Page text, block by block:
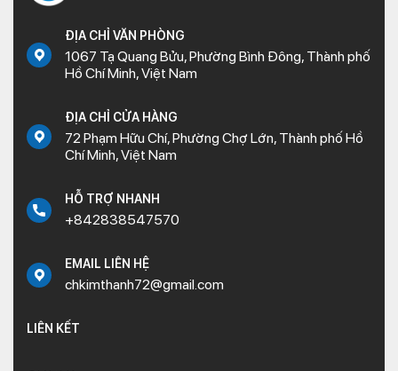
ĐỊA CHỈ VĂN PHÒNG
1067 Tạ Quang Bửu, Phường Bình Đông, Thành phố
Hồ Chí Minh, Việt Nam
ĐỊA CHỈ CỬA HÀNG
72 Phạm Hữu Chí, Phường Chợ Lớn, Thành phố Hồ
Chí Minh, Việt Nam
HỖ TRỢ NHANH
+842838547570
EMAIL LIÊN HỆ
chkimthanh72@gmail.com
LIÊN KẾT